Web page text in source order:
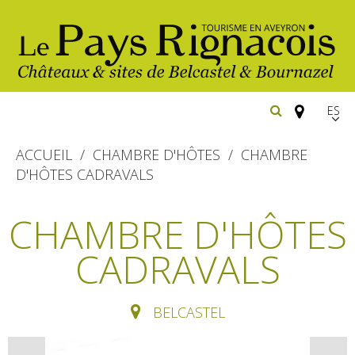
imprescindibles
Belcastel: pueblo y castillo
Bournazel: pueblo y castillo
naturales
Senderismo
Cicloturismo
de vacaciones
Restaurantes
ACCUEIL CHAMBRE D'HÔTES
CHAMBRE
D'HÔTES CADRAVALS
CHAMBRE D'HÔTES
CADRAVALS
BELCASTEL